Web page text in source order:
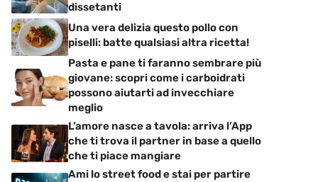
dissetanti
Una vera delizia questo pollo con
piselli: batte qualsiasi altra ricetta!
Pasta e pane ti faranno sembrare più
giovane: scopri come i carboidrati
possono aiutarti ad invecchiare
meglio
L’amore nasce a tavola: arriva l’App
che ti trova il partner in base a quello
che ti piace mangiare
Ami lo street food e stai per partire